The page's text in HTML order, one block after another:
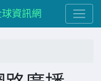
資訊網